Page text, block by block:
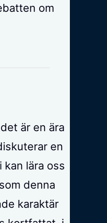
om
är en ära
en
kan lära oss
denna
karaktär